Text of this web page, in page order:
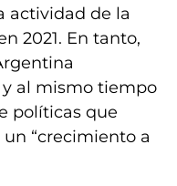
actividad de la
2021. En tanto,
al mismo tiempo
políticas que
“crecimiento a